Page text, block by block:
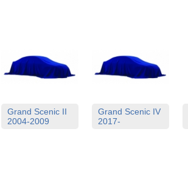
Grand Scenic II
2004-2009
Grand Scenic IV
2017-